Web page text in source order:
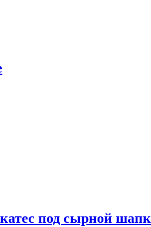
под сырной